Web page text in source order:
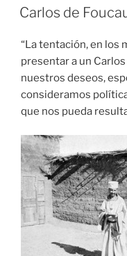
EL
Carlos de
“La tentación, en los
presentar a un
nuestros deseos,
consideramos
que nos pueda